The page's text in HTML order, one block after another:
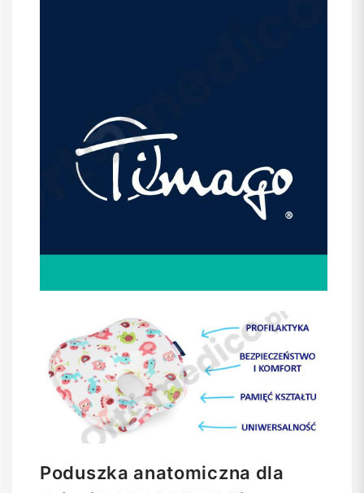
Poduszka anatomiczna dla